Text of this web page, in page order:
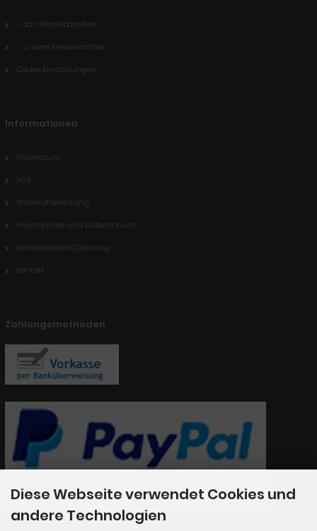
... das Kreiselparadies
... unsere Kreiselmacher
Cookie Einstellungen
Informationen
Impressum
AGB
Widerrufbelehrung
Privatsphäre und Datenschutz
Versandkosten/Zahlung
Kontakt
Zahlungsmethoden
Diese Webseite verwendet Cookies und
andere Technologien